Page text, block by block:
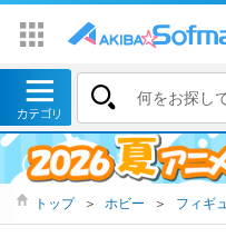
トップ ＞ ホビー ＞ フィギ